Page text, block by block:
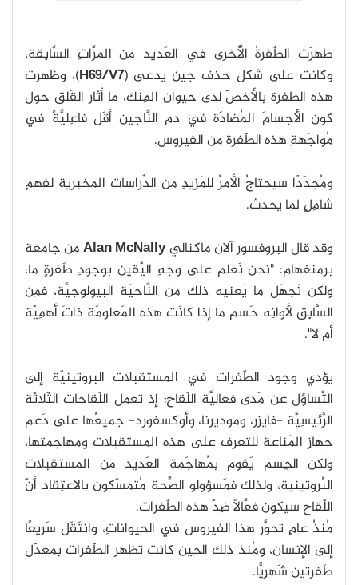
ظهرَت الطَّفرةُ الأُخرى في العَديد من المرَّاتِ السَّابِقة،
وكانت على شكل حذف جين يدعى (H69/V7)، وظهرت
هذه الطفرة بالأخصّ لدى حيوانِ المِنك، ما أثار القَلق حول
كون الأجسامَ المُضادَة في دم النَّاجين أقَل فاعِليَّةً في
مُواجَهةِ هذه الطّفرة من الفيروس.
ومُجدّدًا سيحتاجُ الأمرُ للمَزيدِ من الدِّراسات المخبرية لفهمٍ
شامِلٍ لما يحدث.
وقد قال البروفسور آلان ماكناليAlan McNallyمن جامعة
برمنغهام: "نحن نَعلم على وجهِ اليَّقين بوجودِ طَفرةٍ ما،
ولكن نَجهَل ما يَعنيه ذلك من النَّاحيَة البيولوجيَّة، فمِن
السَّابِق لأوانِه حَسم ما إذا كانَت هذه المَعلومَة ذاتَ أهمِيّة
أم لا".
يؤدي وجود الطّفرات في المستقبلات البروتينيّة إلى
التَّساؤل عن مَدى فعاليَّة اللّقاح؛ إذ تعمل اللّقاحات الثَلاثَة
الرَّئيسِيَّة -فايزر، وموديرنا، وأوكسفورد- جميعُها على دَعم
جهازِ المَناعة للتعرف على هذه المستقبلات ومهاجمتها،
ولكن الجِسم يَقوم بمُهاجَمة العَديد من المستقبلات
البُروتينية، ولذلك فمَسؤولو الصِّحة مُتمسّكون بالاعتِقاد أنّ
اللّقاح سيكون فعَّالًا ضِدّ هذه الطّفرات.
مُنذُ عامٍ تحوَّر هذا الفيروس في الحيواناتِ، وانتَقَل سَريعًا
إلى الإنسان، ومُنذ ذلك الحِين كانت تظهر الطّفرات بمعدّل
طَفرتين شَهرِيًّا.